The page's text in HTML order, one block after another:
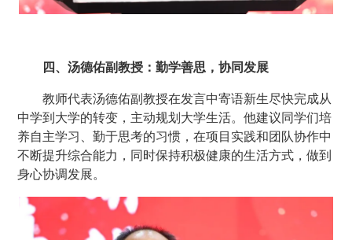
四、汤德佑副教授：勤学善思，协同发展
教师代表汤德佑副教授在发言中寄语新生尽快完成从
中学到大学的转变，主动规划大学生活。他建议同学们培
养自主学习、勤于思考的习惯，在项目实践和团队协作中
不断提升综合能力，同时保持积极健康的生活方式，做到
身心协调发展。